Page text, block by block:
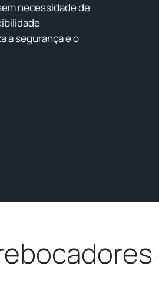
necessidade de
a segurança e o